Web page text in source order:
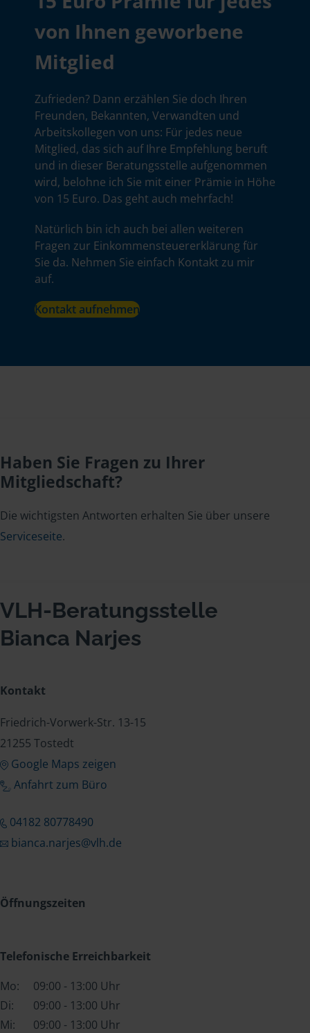
von Ihnen geworbene
Mitglied
Zufrieden? Dann erzählen Sie doch Ihren
Freunden, Bekannten, Verwandten und
Arbeitskollegen von uns: Für jedes neue
Mitglied, das sich auf Ihre Empfehlung beruft
und in dieser Beratungsstelle aufgenommen
wird, belohne ich Sie mit einer Prämie in Höhe
von 15 Euro. Das geht auch mehrfach!
Natürlich bin ich auch bei allen weiteren
Fragen zur Einkommensteuererklärung für
Sie da. Nehmen Sie einfach Kontakt zu mir
auf.
Kontakt aufnehmen
Haben Sie Fragen zu Ihrer
Mitgliedschaft?
Die wichtigsten Antworten erhalten Sie über unsere
Serviceseite.
VLH-Beratungsstelle
Bianca Narjes
Kontakt
Friedrich-Vorwerk-Str. 13-15
21255 Tostedt
Google Maps zeigen
Anfahrt zum Büro
04182 80778490
bianca.narjes@vlh.de
Öffnungszeiten
Telefonische Erreichbarkeit
Mo:
09:00 - 13:00 Uhr
Di:
09:00 - 13:00 Uhr
Mi:
09:00 - 13:00 Uhr